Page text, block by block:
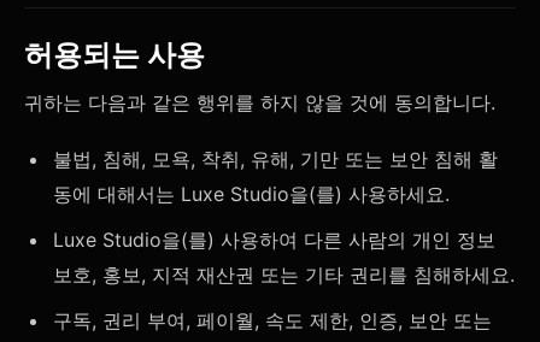
허용되는 사용
귀하는 다음과 같은 행위를 하지 않을 것에 동의합니다.
불법, 침해, 모욕, 착취, 유해, 기만 또는 보안 침해 활
동에 대해서는 Luxe Studio을(를) 사용하세요.
Luxe Studio을(를) 사용하여 다른 사람의 개인 정보
보호, 홍보, 지적 재산권 또는 기타 권리를 침해하세요.
구독, 권리 부여, 페이월, 속도 제한, 인증, 보안 또는